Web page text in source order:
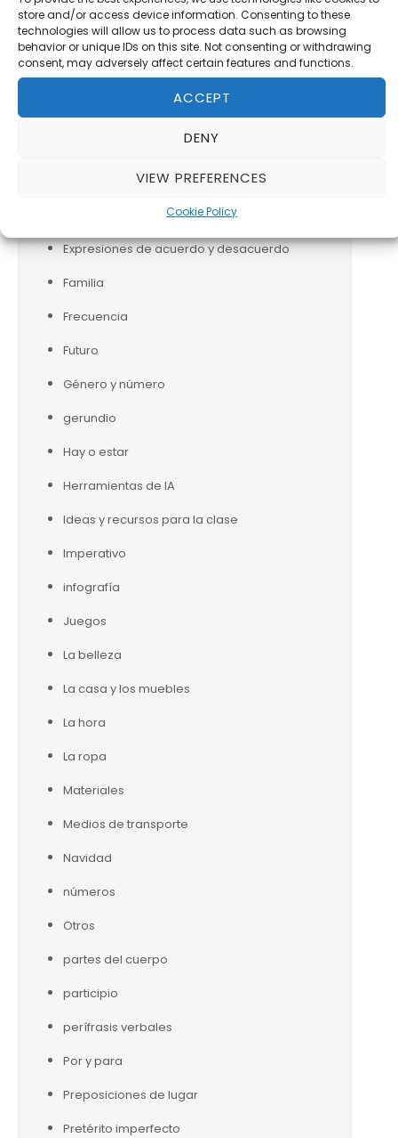
store and/or access device information. Consenting to these
technologies will allow us to process data such as browsing
behavior or unique IDs on this site. Not consenting or withdrawing
consent, may adversely affect certain features and functions.
ACCEPT
DENY
VIEW PREFERENCES
Cookie Policy
Cortometrajes
Describir el camino
Diffit
Ejercicios para estudiantes
Empaques y cantidades
Escape room
Expresiones de acuerdo y desacuerdo
Familia
Frecuencia
Futuro
Género y número
gerundio
Hay o estar
Herramientas de IA
Ideas y recursos para la clase
Imperativo
infografía
Juegos
La belleza
La casa y los muebles
La hora
La ropa
Materiales
Medios de transporte
Navidad
números
Otros
partes del cuerpo
participio
perífrasis verbales
Por y para
Preposiciones de lugar
Pretérito imperfecto